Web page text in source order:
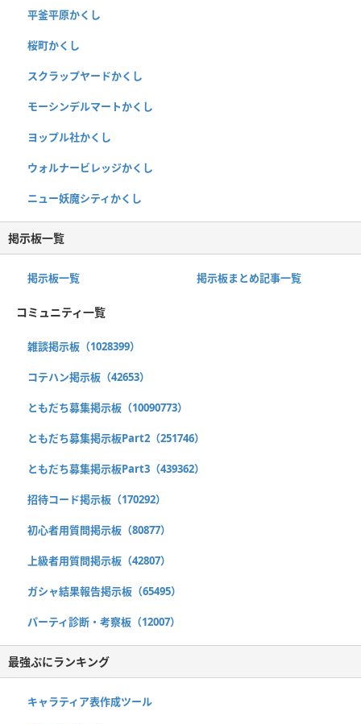
平釜平原かくし
桜町かくし
スクラップヤードかくし
モーシンデルマートかくし
ヨップル社かくし
ウォルナービレッジかくし
ニュー妖魔シティかくし
掲示板一覧
掲示板一覧 掲示板まとめ記事一覧
コミュニティ一覧
雑談掲示板（1028399）
コテハン掲示板（42653）
ともだち募集掲示板（10090773）
ともだち募集掲示板Part2（251746）
ともだち募集掲示板Part3（439362）
招待コード掲示板（170292）
初心者用質問掲示板（80877）
上級者用質問掲示板（42807）
ガシャ結果報告掲示板（65495）
パーティ診断・考察板（12007）
最強ぷにランキング
キャラティア表作成ツール